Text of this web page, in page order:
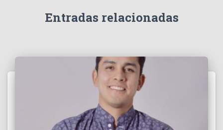
Entradas relacionadas